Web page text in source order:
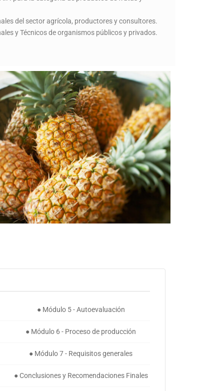
del sector agrícola, productores y consultores.
y Técnicos de organismos públicos y privados.
● Módulo 5 - Autoevaluación
● Módulo 6 - Proceso de producción
● Módulo 7 - Requisitos generales
● Conclusiones y Recomendaciones Finales